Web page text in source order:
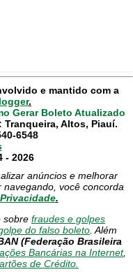
e mantido com a
.
Gerar Boleto Atualizado
Tranqueira, Altos, Piauí.
6548
- 2026
anúncios e melhorar
você concorda
.
sobre fraudes e golpes
do falso boleto . Além
(Federação Brasileira
Bancárias na Internet,
de Crédito.